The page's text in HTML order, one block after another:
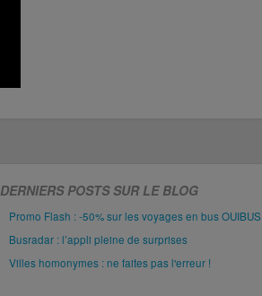
DERNIERS POSTS SUR LE BLOG
Promo Flash : -50% sur les voyages en bus OUIBUS
Busradar : l’appli pleine de surprises
Villes homonymes : ne faites pas l'erreur !